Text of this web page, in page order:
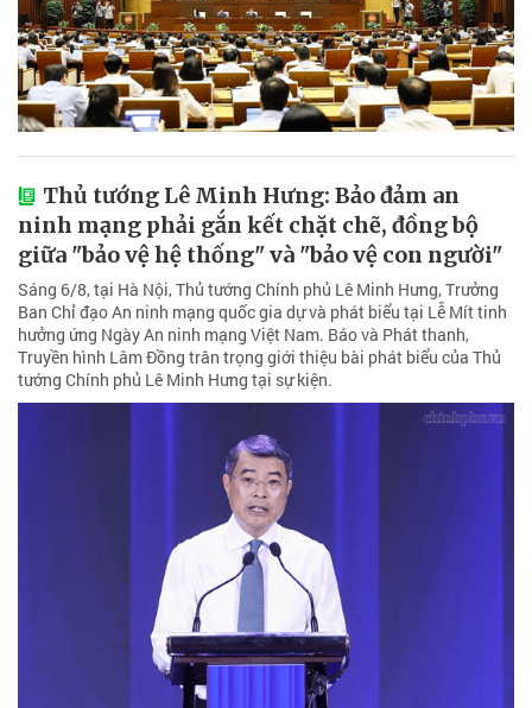
Thủ tướng Lê Minh Hưng: Bảo đảm an
ninh mạng phải gắn kết chặt chẽ, đồng bộ
giữa "bảo vệ hệ thống" và "bảo vệ con người"
Sáng 6/8, tại Hà Nội, Thủ tướng Chính phủ Lê Minh Hưng, Trưởng
Ban Chỉ đạo An ninh mạng quốc gia dự và phát biểu tại Lễ Mít tinh
hưởng ứng Ngày An ninh mạng Việt Nam. Báo và Phát thanh,
Truyền hình Lâm Đồng trân trọng giới thiệu bài phát biểu của Thủ
tướng Chính phủ Lê Minh Hưng tại sự kiện.